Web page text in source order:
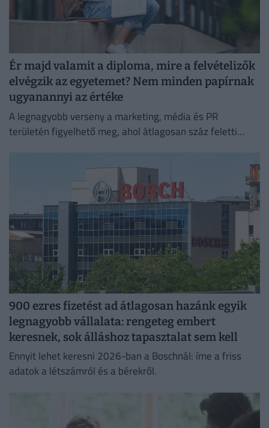
Ér majd valamit a diploma, mire a felvételizők
elvégzik az egyetemet? Nem minden papírnak
ugyanannyi az értéke
A legnagyobb verseny a marketing, média és PR
területén figyelhető meg, ahol átlagosan száz feletti
900 ezres fizetést ad átlagosan hazánk egyik
legnagyobb vállalata: rengeteg embert
keresnek, sok álláshoz tapasztalat sem kell
Ennyit lehet keresni 2026-ban a Boschnál: íme a friss
adatok a létszámról és a bérekről.